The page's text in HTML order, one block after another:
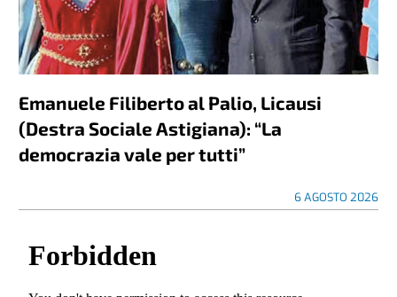
Emanuele Filiberto al Palio, Licausi
(Destra Sociale Astigiana): “La
democrazia vale per tutti”
6 AGOSTO 2026